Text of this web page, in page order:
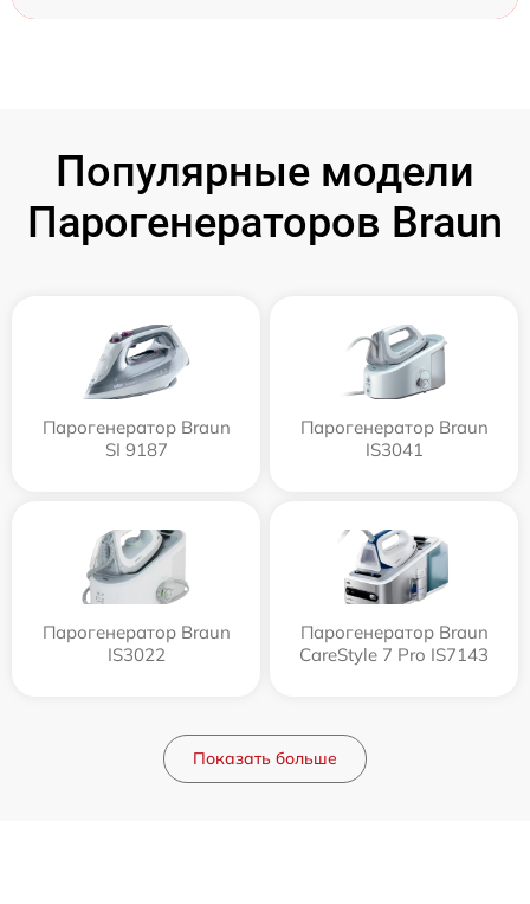
Популярные модели
Парогенераторов Braun
Парогенератор Braun
SI 9187
Парогенератор Braun
IS3041
Парогенератор Braun
IS3022
Парогенератор Braun
CareStyle 7 Pro IS7143
Показать больше